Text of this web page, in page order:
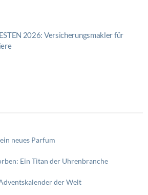
2026: Versicherungsmakler für
neues Parfum
Ein Titan der Uhrenbranche
der Welt